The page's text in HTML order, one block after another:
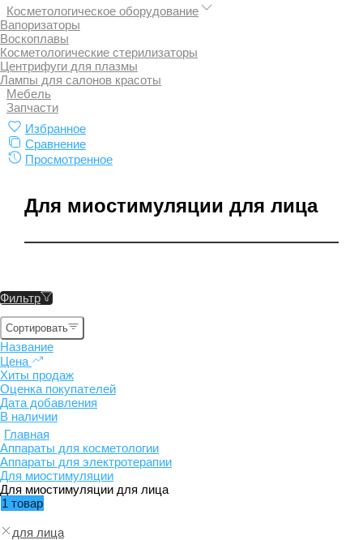
Косметологическое оборудование
Вапоризаторы
Воскоплавы
Косметологические стерилизаторы
Центрифуги для плазмы
Лампы для салонов красоты
Мебель
Запчасти
Избранное
Сравнение
Просмотренное
Для миостимуляции для лица
Фильтр
Сортировать
Название
Цена
Хиты продаж
Оценка покупателей
Дата добавления
В наличии
Главная
Аппараты для косметологии
Аппараты для электротерапии
Для миостимуляции
Для миостимуляции для лица
1 товар
для лица